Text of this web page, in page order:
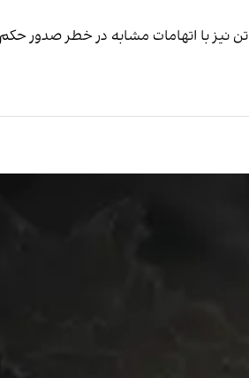
در حال حاضر حدود ۷۰ زندانی در زندان‌های سراسر کشور با اتهامات سیاسی در خطر تایید یا اجرای حکم اعدام و بیش از ۱۰۰ تن نیز با اتهامات